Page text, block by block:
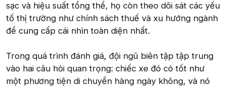
sạc và hiệu suất tổng thể, họ còn theo dõi sát các yếu
tố thị trường như chính sách thuế và xu hướng ngành
để cung cấp cái nhìn toàn diện nhất.
Trong quá trình đánh giá, đội ngũ biên tập tập trung
vào hai câu hỏi quan trọng: chiếc xe đó có tốt như
một phương tiện di chuyển hàng ngày không, và nó